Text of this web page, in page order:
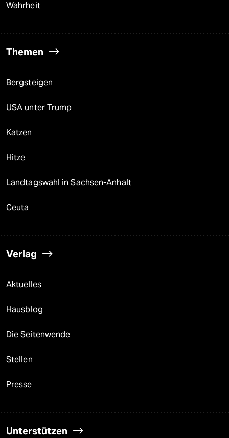
Wahrheit
Themen
Bergsteigen
USA unter Trump
Katzen
Hitze
Landtagswahl in Sachsen-Anhalt
Ceuta
Verlag
Aktuelles
Hausblog
Die Seitenwende
Stellen
Presse
Unterstützen